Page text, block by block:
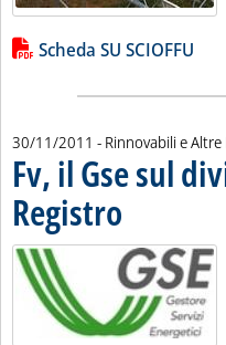
Lista allegati PDF
Scheda SU SCIOFFU
30/11/2011 - Rinnovabili e
Fv, il Gse sul
Registro